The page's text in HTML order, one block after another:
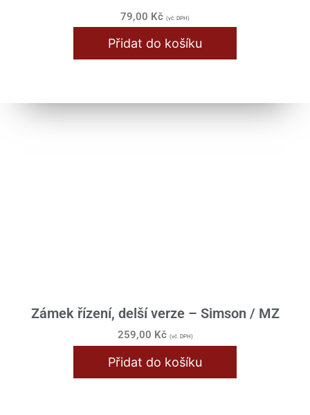
79,00 Kč (vč. DPH)
Přidat do košíku
Zámek řízení, delší verze – Simson / MZ
259,00 Kč (vč. DPH)
Přidat do košíku